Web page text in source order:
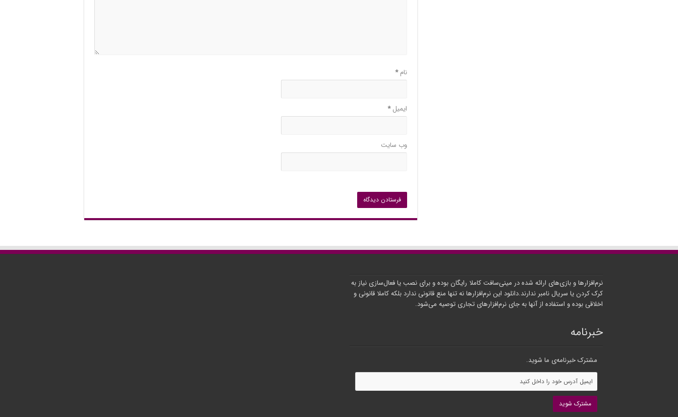
نام*
ایمیل*
وب‌ سایت
نرم‌افزارها و بازی‌های ارائه شده در مینی‌سافت کاملا رایگان بوده و برای نصب یا فعال‌سازی نیاز به
کرک کردن یا سریال نامبر ندارند.دانلود این نرم‌افزارها نه تنها منع قانونی ندارد بلکه کاملا قانونی و
اخلاقی بوده و استفاده از آنها به جای نرم‌افزارهای تجاری توصیه می‌شود.
خبرنامه
مشترک خبرنامه‌ی ما شوید.